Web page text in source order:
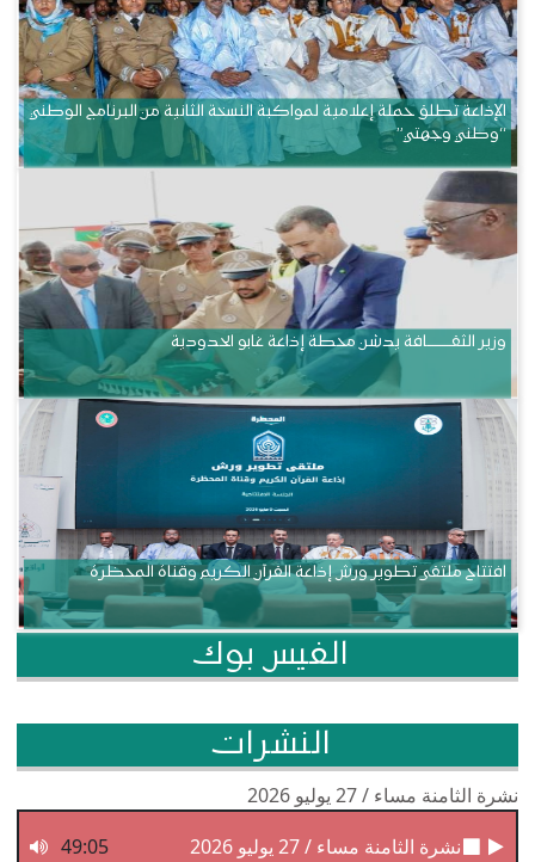
الإذاعة تطلق حملة إعلامية لمواكبة النسخة الثانية من البرنامج الوطني
“وطني وجهتي”
وزير الثقــــــــــافة يدشن محطة إذاعة غابو الحدودية
افتتاح ملتقى تطوير ورش إذاعة القرآن الكريم وقناة المحظرة
الفيس بوك
النشرات
نشرة الثامنة مساء / 27 يوليو 2026
نشرة الثامنة مساء / 27 يوليو 2026
49:05